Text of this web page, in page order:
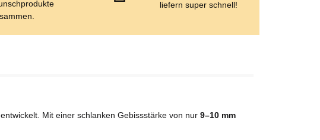
liefern super schnell!
Mit einer schlanken Gebissstärke von nur 9–10 mm